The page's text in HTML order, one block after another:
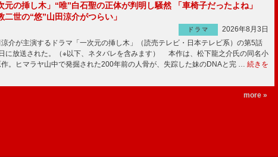
元の挿し木」“唯”白石聖の正体が判明し騒然 「車椅子だったよね」
二世の“悠”山田涼介がつらい」
ドラマ
2026年8月3日
介が主演するドラマ「一次元の挿し木」（読売テレビ・日本テレビ系）の第5話
に放送された。（※以下、ネタバレを含みます） 本作は、松下龍之介氏の同名小
。ヒマラヤ山中で発掘された200年前の人骨が、失踪した妹のDNAと完 … 続きを
more »